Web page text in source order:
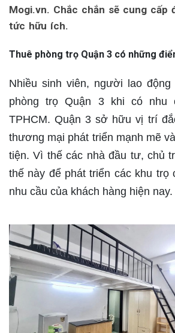
Mogi.vn. Chắc chắn sẽ cung cấp
tức hữu ích.
Thuê phòng trọ Quận 3 có những
Nhiều sinh viên, người lao
phòng trọ Quận 3 khi có nhu
TPHCM. Quận 3 sở hữu vị trí
thương mại phát triển mạnh mẽ
tiện. Vì thế các nhà đầu tư, chủ
thế này để phát triển các khu trọ
nhu cầu của khách hàng hiện nay.